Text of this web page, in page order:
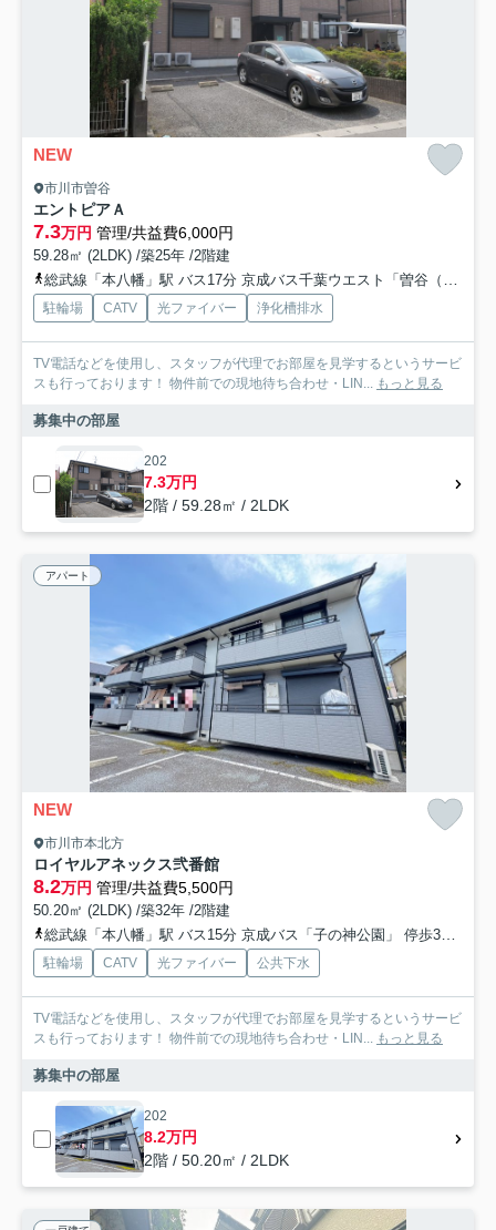
NEW
市川市曽谷
エントピアＡ
7.3万円 管理/共益費6,000円
59.28㎡ (2LDK) /築25年 /2階建
総武線「本八幡」駅 バス17分 京成バス千葉ウエスト「曽谷（千葉県）」 停歩6分
駐輪場 CATV 光ファイバー 浄化槽排水
TV電話などを使用し、スタッフが代理でお部屋を見学するというサービ
スも行っております！ 物件前での現地待ち合わせ・LIN... もっと見る
募集中の部屋
202
7.3万円
2階 / 59.28㎡ / 2LDK
アパート
NEW
市川市本北方
ロイヤルアネックス弐番館
8.2万円 管理/共益費5,500円
50.20㎡ (2LDK) /築32年 /2階建
総武線「本八幡」駅 バス15分 京成バス「子の神公園」 停歩3分
駐輪場 CATV 光ファイバー 公共下水
TV電話などを使用し、スタッフが代理でお部屋を見学するというサービ
スも行っております！ 物件前での現地待ち合わせ・LIN... もっと見る
募集中の部屋
202
8.2万円
2階 / 50.20㎡ / 2LDK